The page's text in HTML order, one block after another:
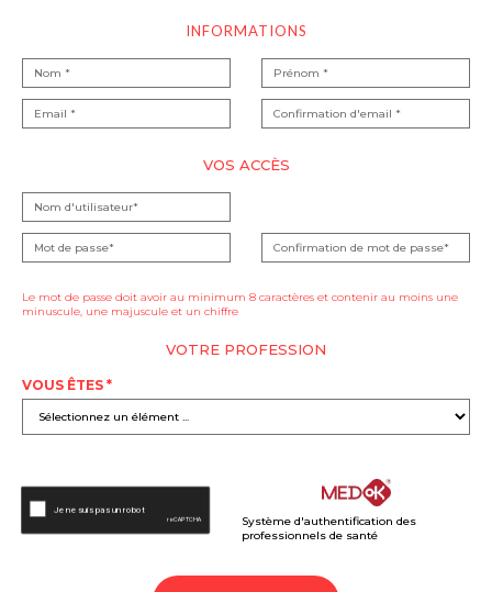
INFORMATIONS
VOS ACCÈS
Le mot de passe doit avoir au minimum 8 caractères et contenir au moins une
minuscule, une majuscule et un chiffre
VOTRE PROFESSION
VOUS ÊTES *
Système d'authentification des
professionnels de santé